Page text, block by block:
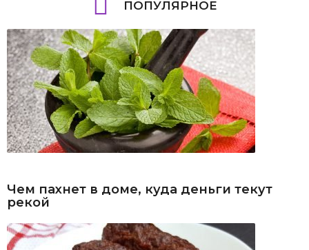
ПОПУЛЯРНОЕ
Чем пахнет в доме, куда деньги текут
рекой